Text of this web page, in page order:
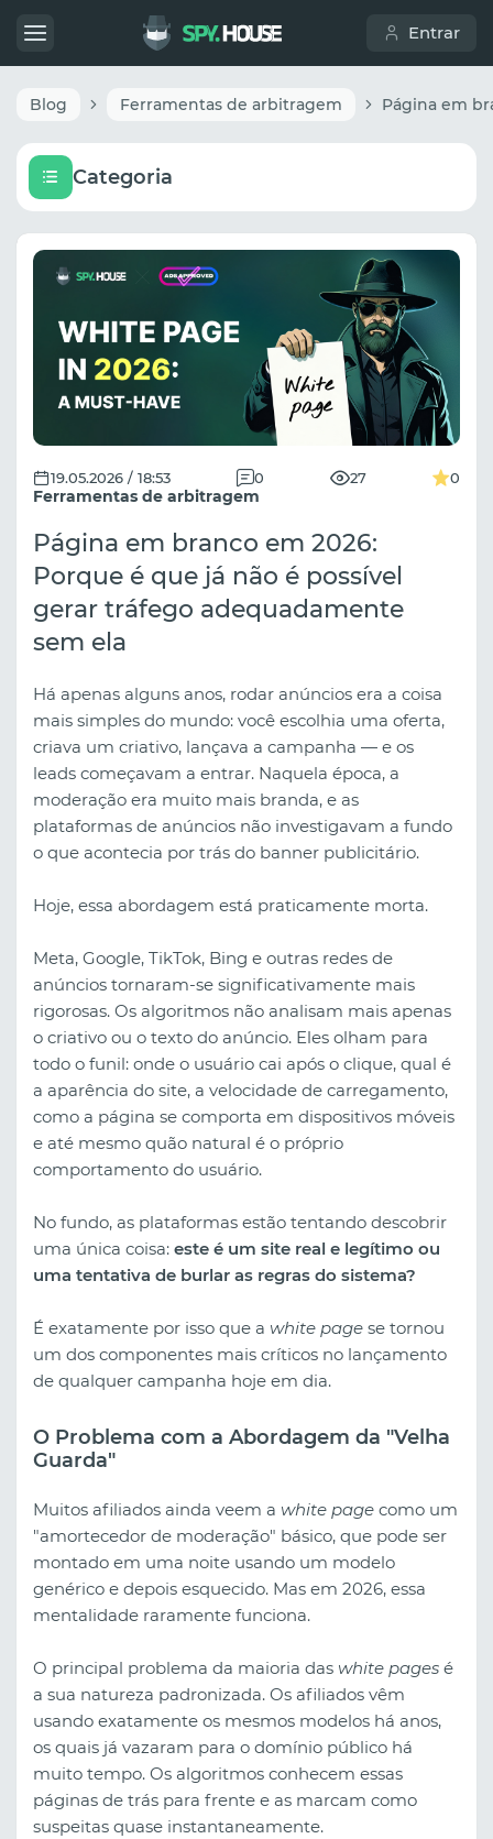
Entrar
Blog Ferramentas de arbitragem
Categoria
Ferramentas de arbitragem
19.05.2026 / 18:53 0 27 0
Página em branco em 2026:
Porque é que já não é possível
gerar tráfego adequadamente
sem ela
Há apenas alguns anos, rodar anúncios era a coisa
mais simples do mundo: você escolhia uma oferta,
criava um criativo, lançava a campanha — e os
leads começavam a entrar. Naquela época, a
moderação era muito mais branda, e as
plataformas de anúncios não investigavam a fundo
o que acontecia por trás do banner publicitário.
Hoje, essa abordagem está praticamente morta.
Meta, Google, TikTok, Bing e outras redes de
anúncios tornaram-se significativamente mais
rigorosas. Os algoritmos não analisam mais apenas
o criativo ou o texto do anúncio. Eles olham para
todo o funil: onde o usuário cai após o clique, qual é
a aparência do site, a velocidade de carregamento,
como a página se comporta em dispositivos móveis
e até mesmo quão natural é o próprio
comportamento do usuário.
No fundo, as plataformas estão tentando descobrir
uma única coisa: este é um site real e legítimo ou
uma tentativa de burlar as regras do sistema?
É exatamente por isso que a white page se tornou
um dos componentes mais críticos no lançamento
de qualquer campanha hoje em dia.
O Problema com a Abordagem da "Velha
Guarda"
Muitos afiliados ainda veem a white page como um
"amortecedor de moderação" básico, que pode ser
montado em uma noite usando um modelo
genérico e depois esquecido. Mas em 2026, essa
mentalidade raramente funciona.
O principal problema da maioria das white pages é
a sua natureza padronizada. Os afiliados vêm
usando exatamente os mesmos modelos há anos,
os quais já vazaram para o domínio público há
muito tempo. Os algoritmos conhecem essas
páginas de trás para frente e as marcam como
suspeitas quase instantaneamente.